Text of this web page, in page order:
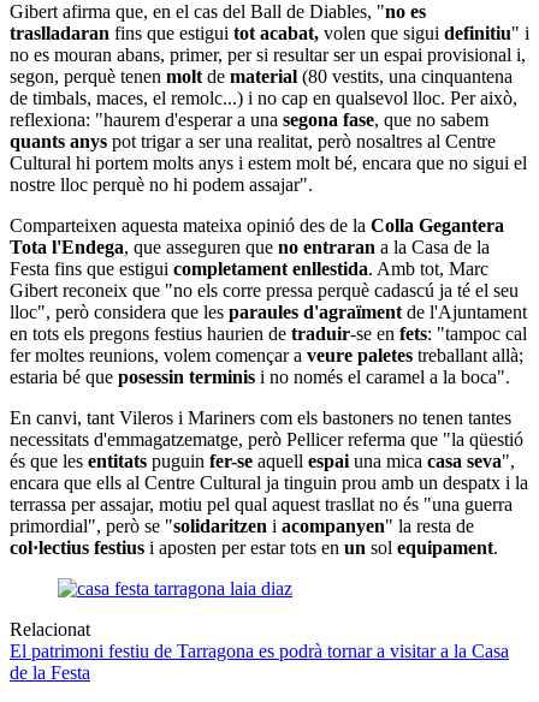
Gibert afirma que, en el cas del Ball de Diables, "no es
traslladaran fins que estigui tot acabat, volen que sigui definitiu" i
no es mouran abans, primer, per si resultar ser un espai provisional i,
segon, perquè tenen molt de material (80 vestits, una cinquantena
de timbals, maces, el remolc...) i no cap en qualsevol lloc. Per això,
reflexiona: "haurem d'esperar a una segona fase, que no sabem
quants anys pot trigar a ser una realitat, però nosaltres al Centre
Cultural hi portem molts anys i estem molt bé, encara que no sigui el
nostre lloc perquè no hi podem assajar".
Comparteixen aquesta mateixa opinió des de la Colla Gegantera
Tota l'Endega, que asseguren que no entraran a la Casa de la
Festa fins que estigui completament enllestida. Amb tot, Marc
Gibert reconeix que "no els corre pressa perquè cadascú ja té el seu
lloc", però considera que les paraules d'agraïment de l'Ajuntament
en tots els pregons festius haurien de traduir-se en fets: "tampoc cal
fer moltes reunions, volem començar a veure paletes treballant allà;
estaria bé que posessin terminis i no només el caramel a la boca".
En canvi, tant Vileros i Mariners com els bastoners no tenen tantes
necessitats d'emmagatzematge, però Pellicer referma que "la qüestió
és que les entitats puguin fer-se aquell espai una mica casa seva",
encara que ells al Centre Cultural ja tinguin prou amb un despatx i la
terrassa per assajar, motiu pel qual aquest trasllat no és "una guerra
primordial", però se "solidaritzen i acompanyen" la resta de
col·lectius festius i aposten per estar tots en un sol equipament.
Relacionat
El patrimoni festiu de Tarragona es podrà tornar a visitar a la Casa
de la Festa